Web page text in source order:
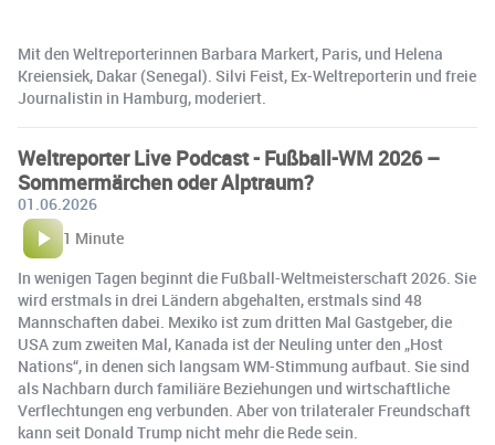
Mit den Weltreporterinnen Barbara Markert, Paris, und Helena
Kreiensiek, Dakar (Senegal). Silvi Feist, Ex-Weltreporterin und freie
Journalistin in Hamburg, moderiert.
Weltreporter Live Podcast - Fußball-WM 2026 –
Sommermärchen oder Alptraum?
01.06.2026
1 Minute
In wenigen Tagen beginnt die Fußball-Weltmeisterschaft 2026. Sie
wird erstmals in drei Ländern abgehalten, erstmals sind 48
Mannschaften dabei. Mexiko ist zum dritten Mal Gastgeber, die
USA zum zweiten Mal, Kanada ist der Neuling unter den „Host
Nations“, in denen sich langsam WM-Stimmung aufbaut. Sie sind
als Nachbarn durch familiäre Beziehungen und wirtschaftliche
Verflechtungen eng verbunden. Aber von trilateraler Freundschaft
kann seit Donald Trump nicht mehr die Rede sein.